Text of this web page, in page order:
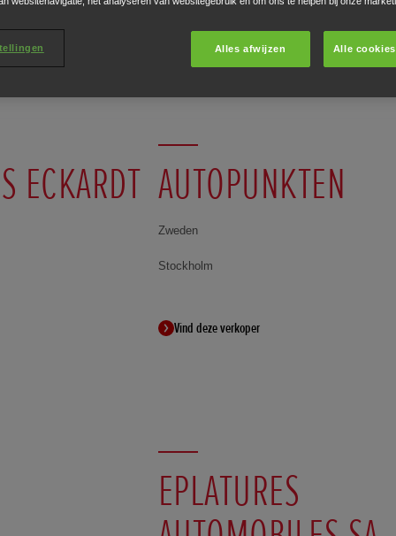
score in elk land ontvangt de award.
ECKARDT AUTOPUNKTEN
Zweden
Stockholm
Vind deze verkoper
EPLATURES
Alles afwijzen Alle